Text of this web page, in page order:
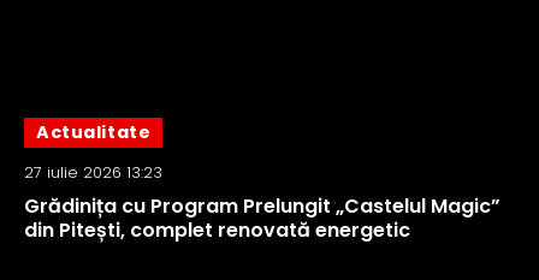
Actualitate
27 iulie 2026 13:23
Grădinița cu Program Prelungit „Castelul Magic”
din Pitești, complet renovată energetic